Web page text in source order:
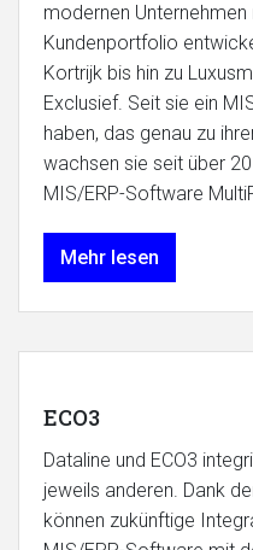
modernen
Kundenportfolio
Kortrijk bis hin zu
Exclusief. Seit sie ein
haben, das genau zu
wachsen sie seit über
MIS/ERP-Software
Mehr lesen
ECO3
Dataline und ECO3
jeweils anderen. Dank
können zukünftige